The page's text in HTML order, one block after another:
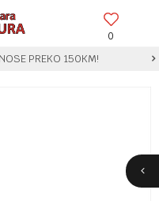
0
PREKO 150KM!